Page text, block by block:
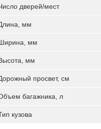
дверей/мест
мм
мм
мм
просвет, см
багажника, л
кузова